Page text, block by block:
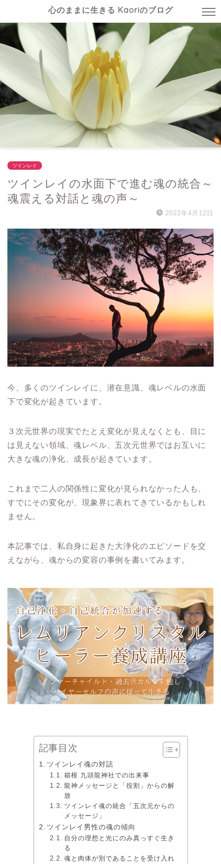
心のままに生きる Kaoriのブログ
ツインレイ
ツインレイの水面下で進む魂の統合～
魂震える対話と魂の声～
2022年4月12日
今、多くのツインレイに、潜在意識、魂レベルの水面
下で変化が起きています。
３次元世界の現実でたとえ変化が見えなくとも、目に
は見えない領域、魂レベル、五次元世界ではお互いに
大きな魂の浄化、成長が起きています。
これまで二人の関係性に変化が見られなかった人も、
すでにその変化が、現象界に表れてきているかもしれ
ません。
本記事では、私自身に起きた大浄化のエピソードを交
えながら、魂からの変容の事例を書いてみます。
記事目次
ツインレイ魂の対話
箱根 九頭龍神社での出来事
龍神メッセージと「役割」からの解
放
ツインレイ魂の統合「五次元からの
メッセージ」
ツインレイ男性の魂の傾向
自分の理想と光にのみ真っすぐ生き
る
魂と肉体が別であることを受け入れ